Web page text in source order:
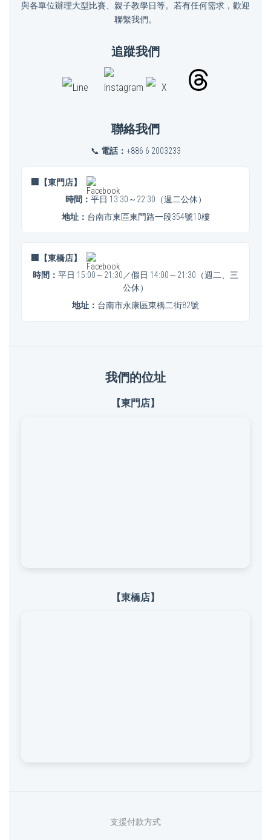
與各單位辦理大型比賽、親子教學日等。若有任何需求，歡迎
聯繫我們。
追蹤我們
聯絡我們
📞 電話： +886 6 2003233
🏢【東門店】
時間： 平日 13:30～22:30（週二公休）
地址： 台南市東區東門路一段354號10樓
🏢【東橋店】
時間： 平日 15:00～21:30／假日 14:00～21:30（週二、三
公休）
地址： 台南市永康區東橋二街82號
我們的位址
【東門店】
【東橋店】
支援付款方式